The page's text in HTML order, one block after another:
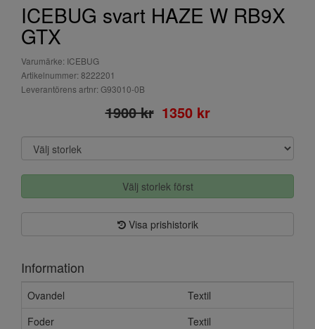
ICEBUG svart HAZE W RB9X
GTX
Varumärke: ICEBUG
Artikelnummer: 8222201
Leverantörens artnr: G93010-0B
1900 kr 1350 kr
Välj storlek först
Visa prishistorik
Information
Ovandel
Textil
Foder
Textil